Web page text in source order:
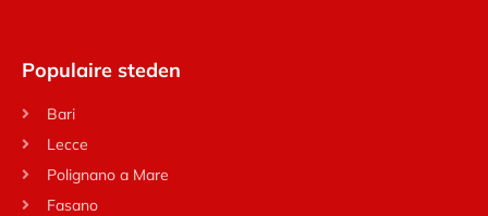
Populaire steden
Bari
Lecce
Polignano a Mare
Fasano